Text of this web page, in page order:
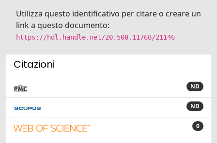
Utilizza questo identificativo per citare o creare un
link a questo documento:
https://hdl.handle.net/20.500.11768/21146
Citazioni
ND
ND
0